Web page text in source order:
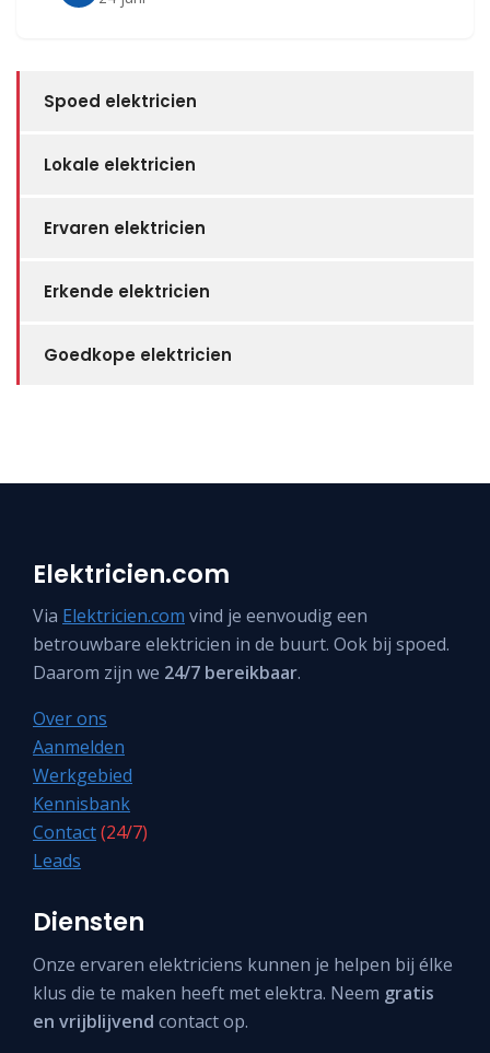
Spoed elektricien
Lokale elektricien
Ervaren elektricien
Erkende elektricien
Goedkope elektricien
Elektricien.com
Via Elektricien.com vind je eenvoudig een
betrouwbare elektricien in de buurt. Ook bij spoed.
Daarom zijn we 24/7 bereikbaar.
Over ons
Aanmelden
Werkgebied
Kennisbank
Contact(24/7)
Leads
Diensten
Onze ervaren elektriciens kunnen je helpen bij élke
klus die te maken heeft met elektra. Neem gratis
en vrijblijvend contact op.